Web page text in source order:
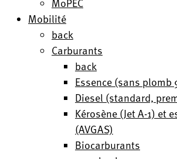
Mobilité
back
Carburants
back
Essence (sans plomb
Diesel (standard,
Kérosène (Jet A-1) et
(AVGAS)
Biocarburants